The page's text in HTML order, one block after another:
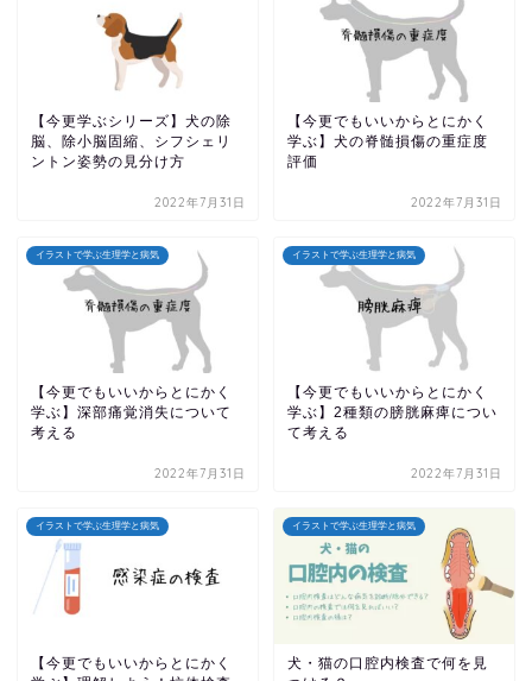
【今更学ぶシリーズ】犬の除
脳、除小脳固縮、シフシェリ
ントン姿勢の見分け方
2022年7月31日
【今更でもいいからとにかく
学ぶ】犬の脊髄損傷の重症度
評価
2022年7月31日
イラストで学ぶ生理学と病気
【今更でもいいからとにかく
学ぶ】深部痛覚消失について
考える
2022年7月31日
イラストで学ぶ生理学と病気
【今更でもいいからとにかく
学ぶ】2種類の膀胱麻痺につい
て考える
2022年7月31日
イラストで学ぶ生理学と病気
【今更でもいいからとにかく
イラストで学ぶ生理学と病気
犬・猫の口腔内検査で何を見